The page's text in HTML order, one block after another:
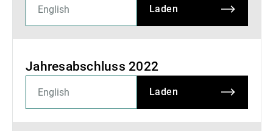
Laden
Jahresabschluss 2022
Laden